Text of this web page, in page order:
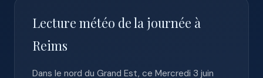
Lecture météo de la journée à
Reims
Dans le nord du Grand Est, ce Mercredi 3 juin